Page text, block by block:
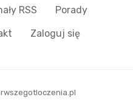
RSS Porady
Zaloguj się